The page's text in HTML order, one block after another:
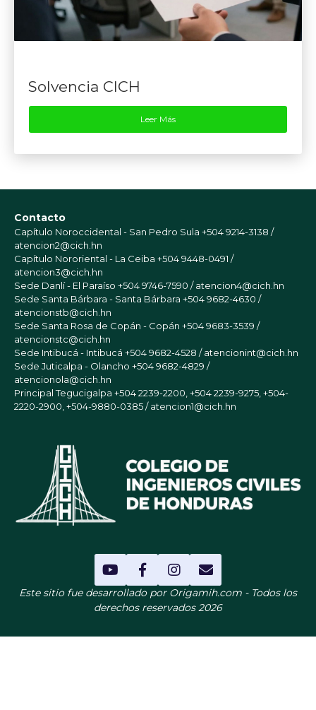
Solvencia CICH
Leer Más
Contacto
Capítulo Noroccidental - San Pedro Sula +504 9214-3138 /
atencion2@cich.hn
Capítulo Nororiental - La Ceiba +504 9448-0491 /
atencion3@cich.hn
Sede Danlí - El Paraíso +504 9746-7590 / atencion4@cich.hn
Sede Santa Bárbara - Santa Bárbara +504 9682-4630 /
atencionstb@cich.hn
Sede Santa Rosa de Copán - Copán +504 9683-3539 /
atencionstc@cich.hn
Sede Intibucá - Intibucá +504 9682-4528 / atencionint@cich.hn
Sede Juticalpa - Olancho +504 9682-4829 /
atencionola@cich.hn
Principal Tegucigalpa +504 2239-2200, +504 2239-9275, +504-
2220-2900, +504-9880-0385 / atencion1@cich.hn
Este sitio fue desarrollado por Origamih.com - Todos los
derechos reservados 2026